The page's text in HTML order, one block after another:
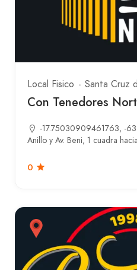
Local Fisico Santa Cruz
Con Tenedores
-17.75030909461763, -
Anillo y Av. Beni, 1 cuadra
0